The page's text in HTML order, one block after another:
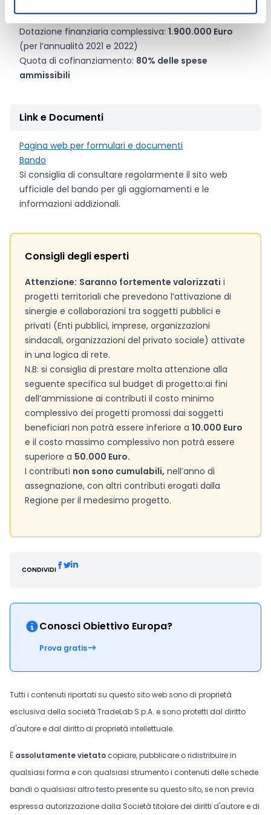
Dotazione finanziaria complessiva: 1.900.000 Euro
(per l’annualità 2021 e 2022)
Quota di cofinanziamento: 80% delle spese
ammissibili
Link e Documenti
Pagina web per formulari e documenti
Bando
Si consiglia di consultare regolarmente il sito web
ufficiale del bando per gli aggiornamenti e le
informazioni addizionali.
Consigli degli esperti
Attenzione: Saranno fortemente valorizzati i
progetti territoriali che prevedono l’attivazione di
sinergie e collaborazioni tra soggetti pubblici e
privati (Enti pubblici, imprese, organizzazioni
sindacali, organizzazioni del privato sociale) attivate
in una logica di rete.
N.B: si consiglia di prestare molta attenzione alla
seguente specifica sul budget di progetto:ai fini
dell’ammissione ai contributi il costo minimo
complessivo dei progetti promossi dai soggetti
beneficiari non potrà essere inferiore a 10.000 Euro
e il costo massimo complessivo non potrà essere
superiore a 50.000 Euro.
I contributi non sono cumulabili, nell’anno di
assegnazione, con altri contributi erogati dalla
Regione per il medesimo progetto.
CONDIVIDI
Conosci Obiettivo Europa?
Prova gratis
Tutti i contenuti riportati su questo sito web sono di proprietà
esclusiva della società TradeLab S.p.A. e sono protetti dal diritto
d'autore e dal diritto di proprietà intellettuale.
È assolutamente vietato copiare, pubblicare o ridistribuire in
qualsiasi forma e con qualsiasi strumento i contenuti delle schede
bandi o qualsiasi altro testo presente su questo sito, se non previa
espressa autorizzazione dalla Società titolare dei diritti d'autore e di